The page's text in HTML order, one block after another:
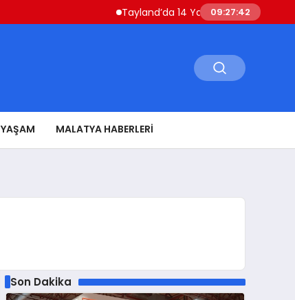
Tayland’da 14 Yaşındaki Öğrenci Okul
09:27:43
YAŞAM MALATYA HABERLERI
Son Dakika